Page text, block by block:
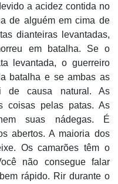
a acidez contida no
de alguém em cima de
dianteiras levantadas,
em batalha. Se o
levantada, o guerreiro
batalha e se ambas as
de causa natural. As
coisas pelas patas. As
suas nádegas. É
abertos. A maioria dos
Os camarões têm o
não consegue falar
rápido. Rir durante o